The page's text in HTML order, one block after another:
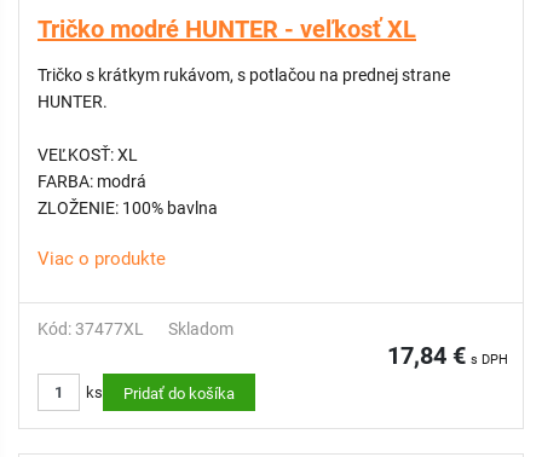
Tričko modré HUNTER - veľkosť XL
Tričko s krátkym rukávom, s potlačou na prednej strane
HUNTER.
VEĽKOSŤ: XL
FARBA: modrá
ZLOŽENIE: 100% bavlna
Viac o produkte
Kód: 37477XL Skladom
17,84 € s DPH
ks Pridať do košíka